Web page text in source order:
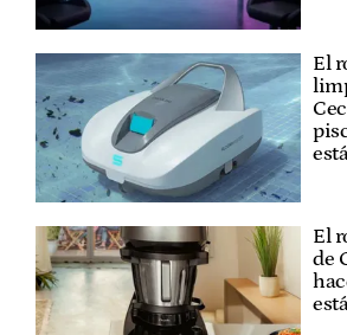
El
El
de